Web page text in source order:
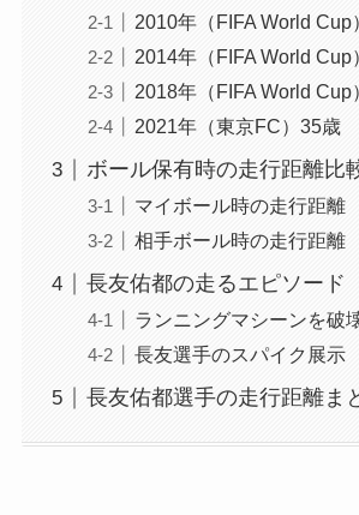
2010年（FIFA World Cup
2014年（FIFA World Cup
2018年（FIFA World Cup
2021年（東京FC）35歳
ボール保有時の走行距離比
マイボール時の走行距離
相手ボール時の走行距離
長友佑都の走るエピソード
ランニングマシーンを破
長友選手のスパイク展示
長友佑都選手の走行距離ま